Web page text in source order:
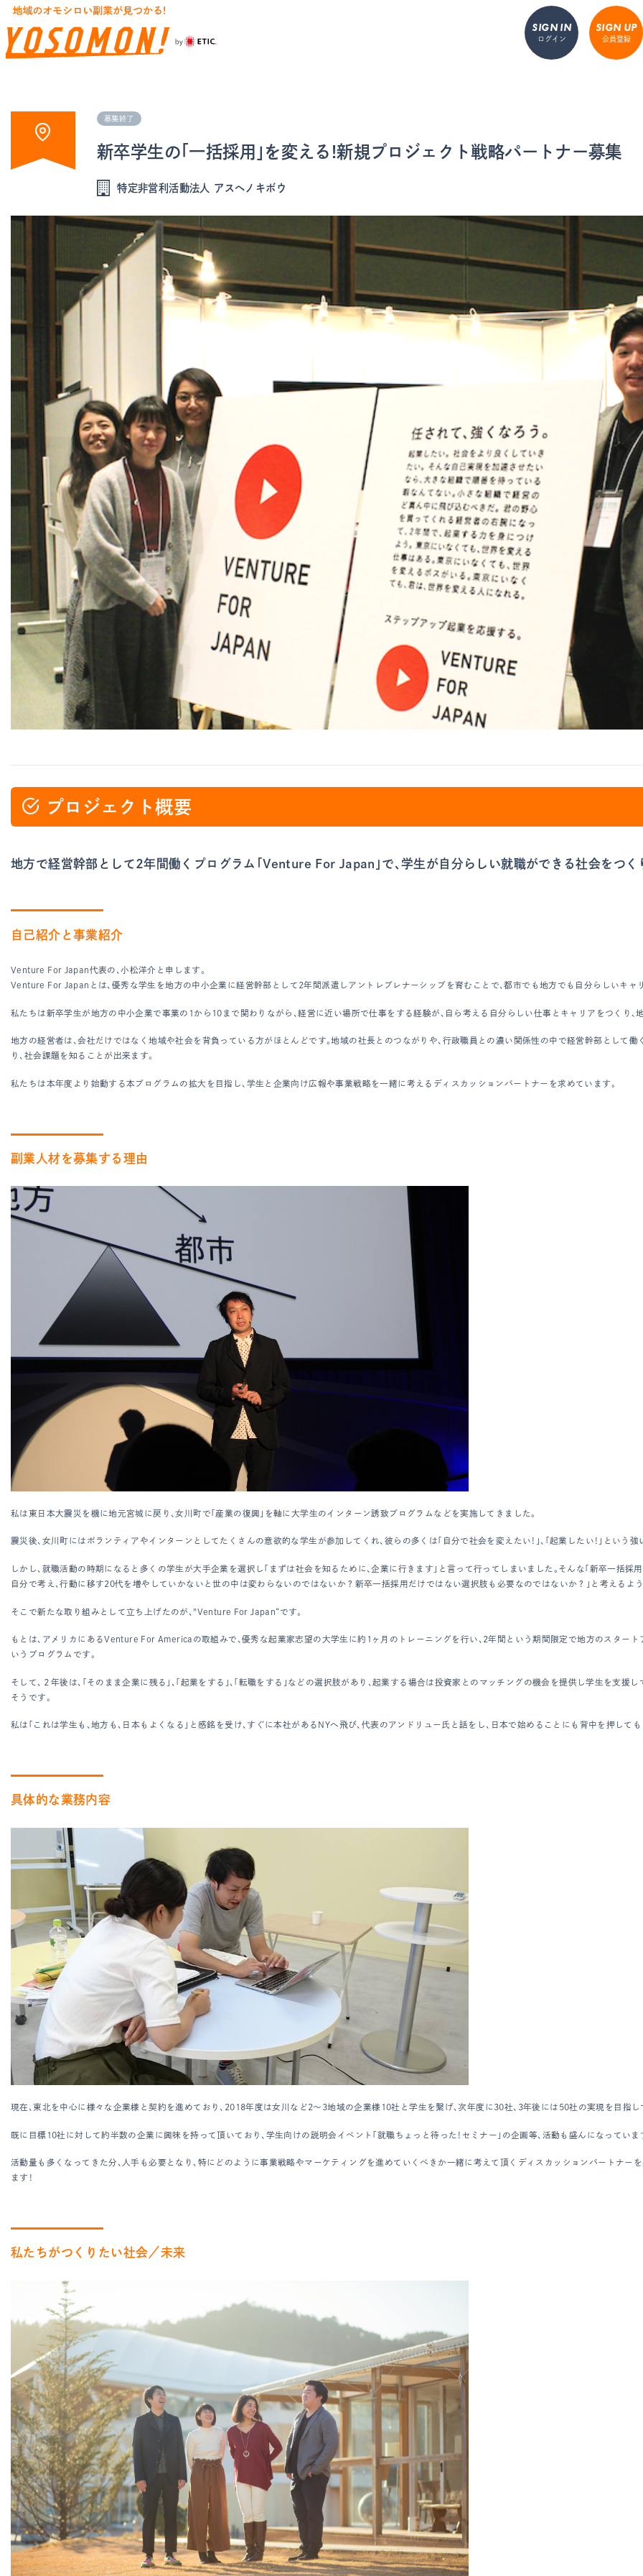
SIGN IN
ログイン
SIGN UP
会員登録
募集終了
新卒学生の「一括採用」を変える!新規プロジェクト戦略パートナー募集
特定非営利活動法人 アスヘノキボウ
プロジェクト概要
地方で経営幹部として2年間働くプログラム「Venture For Japan」で、学生が自分らしい就職ができる社会をつく
自己紹介と事業紹介
Venture For Japan代表の、小松洋介と申します。
Venture For Japanとは、優秀な学生を地方の中小企業に経営幹部として2年間派遣しアントレプレナーシップを育むことで、都市でも地方でも自分らしいキャ
私たちは新卒学生が地方の中小企業で事業の1から10まで関わりながら、経営に近い場所で仕事をする経験が、自ら考える自分らしい仕事とキャリアをつくり、
地方の経営者は、会社だけではなく地域や社会を背負っている方がほとんどです。地域の社長とのつながりや、行政職員との濃い関係性の中で経営幹部として
り、社会課題を知ることが出来ます。
私たちは本年度より始動する本プログラムの拡大を目指し、学生と企業向け広報や事業戦略を一緒に考えるディスカッションパートナーを求めています。
副業人材を募集する理由
私は東日本大震災を機に地元宮城に戻り、女川町で「産業の復興」を軸に大学生のインターン誘致プログラムなどを実施してきました。
震災後、女川町にはボランティアやインターンとしてたくさんの意欲的な学生が参加してくれ、彼らの多くは「自分で社会を変えたい！」、「起業したい！」という
しかし、就職活動の時期になると多くの学生が大手企業を選択し「まずは社会を知るために、企業に行きます」と言って行ってしまいました。そんな「新卒一括
自分で考え、行動に移す20代を増やしていかないと世の中は変わらないのではないか？新卒一括採用だけではない選択肢も必要なのではないか？」と考えるよ
そこで新たな取り組みとして立ち上げたのが、"Venture For Japan“です。
もとは、アメリカにあるVenture For Americaの取組みで、優秀な起業家志望の大学生に約1ヶ月のトレーニングを行い、2年間という期間限定で地方のスター
いうプログラムです。
そして、２年後は、「そのまま企業に残る」、「起業をする」、「転職をする」などの選択肢があり、起業する場合は投資家とのマッチングの機会を提供し学生を支
そうです。
私は「これは学生も、地方も、日本もよくなる」と感銘を受け、すぐに本社があるNYへ飛び、代表のアンドリュー氏と話をし、日本で始めることにも背中を押しても
具体的な業務内容
現在、東北を中心に様々な企業様と契約を進めており、2018年度は女川など2～3地域の企業様10社と学生を繋げ、次年度に30社、3年後には50社の実現を目指し
既に目標10社に対して約半数の企業に興味を持って頂いており、学生向けの説明会イベント「就職ちょっと待った！セミナー」の企画等、活動も盛んになっていま
活動量も多くなってきた分、人手も必要となり、特にどのように事業戦略やマーケティングを進めていくべきか一緒に考えて頂くディスカッションパートナー
ます！
私たちがつくりたい社会／未来